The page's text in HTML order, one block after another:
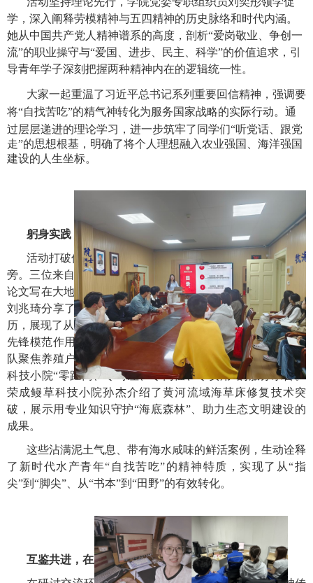
学，深入阐释劳模精神与五四精神的历史脉络和时代内涵。
她从中国共产党人精神谱系的高度，剖析“爱岗敬业、争创一
流”的职业操守与“爱国、进步、民主、科学”的价值追求 ，引
导青年学子深刻把握两种精神内在的逻辑统一性。
大家一起重温了习近平总书记系列重要回信精神，强调要
将“自找苦吃”的精气神转化为服务国家战略的实际行动。通
过层层递进的理论学习，进一步筑牢了同学们“听党话、跟党
走”的思想根基，明确了将个人理想融入农业强国、海洋强国
建设的人生坐标。
躬身实践，在田野课堂中书写青春答卷
活动打破传统会议室局限，将讲台搬至养殖塘边、海草床
旁。三位来自不同科技小院的学生代表，以亲身经历讲述“把
论文写在大地上”的奋斗故事。乳山牡蛎科技小院党支部书记
刘兆琦分享了支部党员在黄金育种季深陷泥沼坚守采样的经
历，展现了从“泥腿子”到“数据分析师”的角色蜕变，诠释党员
先锋模范作用。黄岛鱼稻蟹科技小院学生院长朱洪根讲述团
队聚焦养殖户痛点，开展病害科普与技术攻关的过程，体现
科技小院“零距离、零时差、零门槛、零费用”的服务宗旨。
荣成鳗草科技小院孙杰介绍了黄河流域海草床修复技术突
破，展示用专业知识守护“海底森林”、助力生态文明建设的
成果。
这些沾满泥土气息、带有海水咸味的鲜活案例，生动诠释
了新时代水产青年“自找苦吃”的精神特质，实现了从“指
尖”到“脚尖”、从“书本”到“田野”的有效转化。
互鉴共进，在思想碰撞中凝聚奋进共识